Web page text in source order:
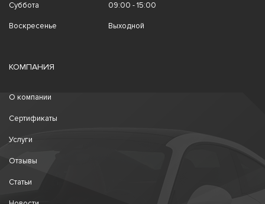
Суббота 09:00 - 15:00
Воскресенье Выходной
КОМПАНИЯ
О компании
Сертификаты
Услуги
Отзывы
Статьи